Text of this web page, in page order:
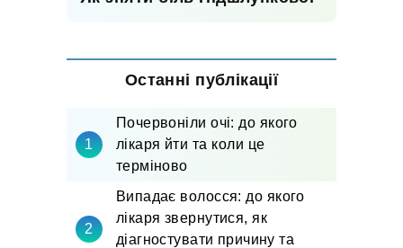
Останні публікації
Почервоніли очі: до якого
лікаря йти та коли це
терміново
Випадає волосся: до якого
лікаря звернутися, як
діагностувати причину та